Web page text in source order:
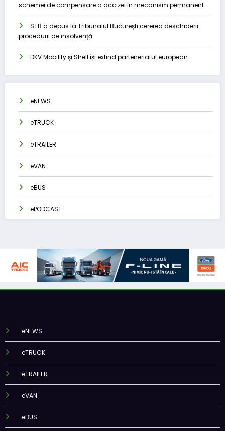
schemei de compensare a accizei în mecanism permanent
STB a depus la Tribunalul București cererea deschiderii
procedurii de insolvență
DKV Mobility și Shell își extind parteneriatul european
eNEWS
eTRUCK
eTRAILER
eVAN
eBUS
ePODCAST
eNEWS
eTRUCK
eTRAILER
eVAN
eBUS